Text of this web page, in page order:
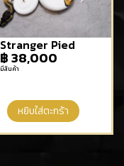
Stranger Pied
฿38,000
มีสินค้า
หยิบใส่ตะกร้า